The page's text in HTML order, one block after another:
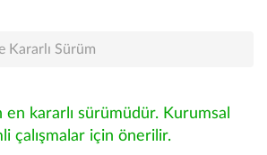
Kararlı Sürüm
kararlı sürümüdür. Kurumsal
çalışmalar için önerilir.